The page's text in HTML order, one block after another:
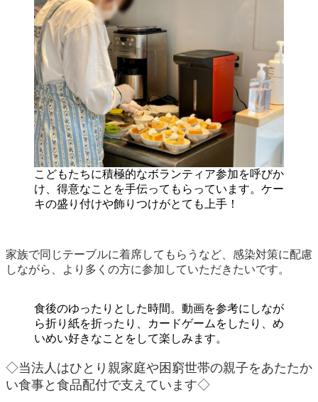
こどもたちに積極的なボランティア参加を呼びか
け、得意なことを手伝ってもらっています。ケー
キの盛り付けや飾りつけがとても上手！
家族で同じテーブルに着席してもらうなど、感染対策に配慮
しながら、より多くの方に参加していただきたいです。
食後のゆったりとした時間。動画を参考にしなが
ら折り紙を折ったり、カードゲームをしたり、め
いめい好きなことをして楽しみます。
◇当法人はひとり親家庭や困窮世帯の親子をあたたか
い食事と食品配付で支えています◇